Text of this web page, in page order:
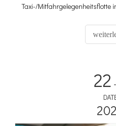
Taxi-/Mitfahrgelegenheitsflotte
Auto.
22